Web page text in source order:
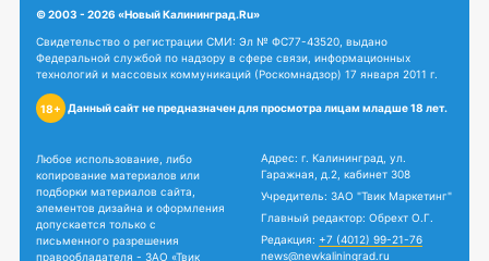
© 2003 - 2026 «Новый Калининград.Ru»
Свидетельство о регистрации СМИ: Эл № ФС77-43520, выдано
Федеральной службой по надзору в сфере связи, информационных
технологий и массовых коммуникаций (Роскомнадзор) 17 января 2011 г.
18+ Данный сайт не предназначен для просмотра лицам младше 18 лет.
Любое использование, либо
копирование материалов или
подборки материалов сайта,
элементов дизайна и оформления
допускается только с
письменного разрешения
правообладателя - ЗАО «Твик
Адрес: г. Калининград, ул.
Гаражная, д.2, кабинет 308
Учредитель: ЗАО "Твик Маркетинг"
Главный редактор: Обрехт О.Г.
Редакция: +7 (4012) 99-21-76
news@newkaliningrad.ru